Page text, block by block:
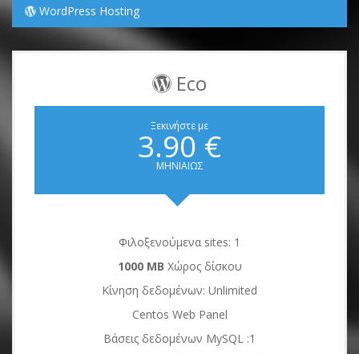
WordPress Hosting
Eco
Ξεκινήστε με
3.90 €
ΜΗΝΙΑΙΩΣ
Φιλοξενούμενα sites: 1
1000 MB Χώρος δίσκου
Κίνηση δεδομένων: Unlimited
Centos Web Panel
Βάσεις δεδομένων MySQL :1